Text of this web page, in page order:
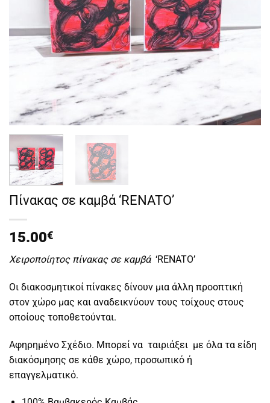
Πίνακας σε καμβά ‘RENATO’
15.00€
Χειροποίητος πίνακας σε καμβά ‘RENATO’
Οι διακοσμητικοί πίνακες δίνουν μια άλλη προοπτική
στον χώρο μας και αναδεικνύουν τους τοίχους στους
οποίους τοποθετούνται.
Αφηρημένο Σχέδιο. Μπορεί να ταιριάξει με όλα τα είδη
διακόσμησης σε κάθε χώρο, προσωπικό ή
επαγγελματικό.